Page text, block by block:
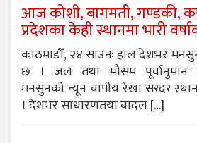
आज कोशी, बागमती, गण्डकी,
प्रदेशका केही स्थानमा भारी
काठमाडौँ, २४ साउनः हाल देशभर
छ । जल तथा मौसम पूर्वानुमान
मनसुनको न्यून चापीय रेखा सरदर
। देशभर साधारणतया बादल […]